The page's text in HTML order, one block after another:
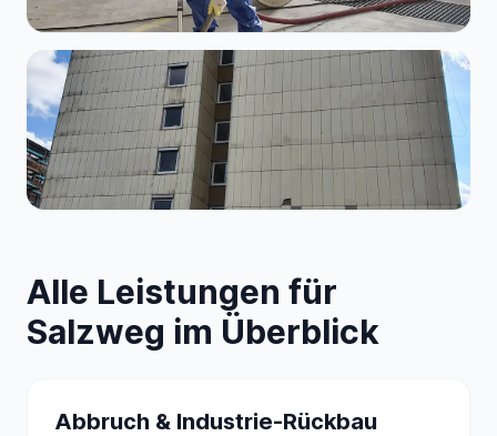
Alle Leistungen für
Salzweg im Überblick
Abbruch & Industrie-Rückbau